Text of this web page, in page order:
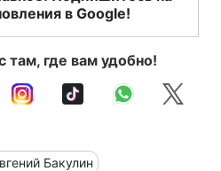
в Google!
там, где вам удобно!
Бакулин